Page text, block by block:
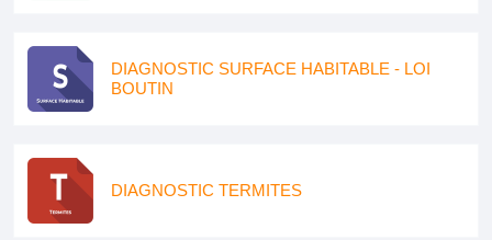
DIAGNOSTIC SURFACE HABITABLE - LOI
BOUTIN
DIAGNOSTIC TERMITES